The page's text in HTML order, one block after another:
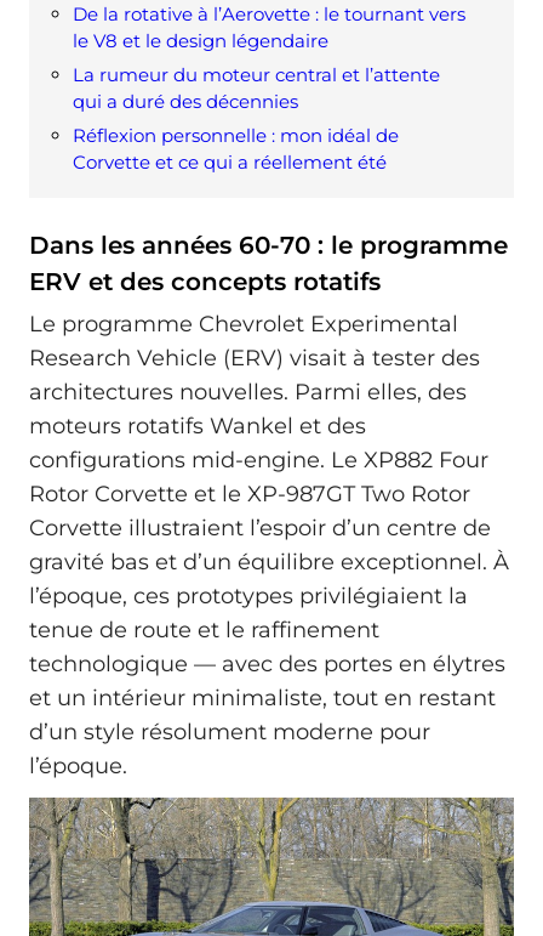
De la rotative à l’Aerovette : le tournant vers
le V8 et le design légendaire
La rumeur du moteur central et l’attente
qui a duré des décennies
Réflexion personnelle : mon idéal de
Corvette et ce qui a réellement été
Dans les années 60-70 : le programme
ERV et des concepts rotatifs
Le programme Chevrolet Experimental
Research Vehicle (ERV) visait à tester des
architectures nouvelles. Parmi elles, des
moteurs rotatifs Wankel et des
configurations mid-engine. Le XP882 Four
Rotor Corvette et le XP-987GT Two Rotor
Corvette illustraient l’espoir d’un centre de
gravité bas et d’un équilibre exceptionnel. À
l’époque, ces prototypes privilégiaient la
tenue de route et le raffinement
technologique — avec des portes en élytres
et un intérieur minimaliste, tout en restant
d’un style résolument moderne pour
l’époque.